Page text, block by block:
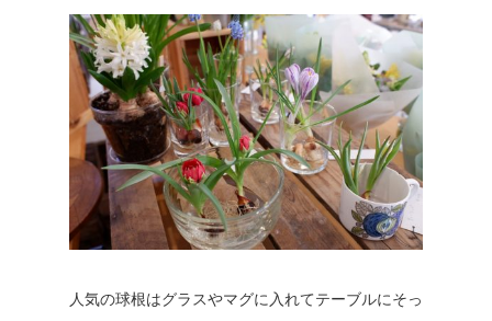
人気の球根はグラスやマグに入れてテーブルにそっ